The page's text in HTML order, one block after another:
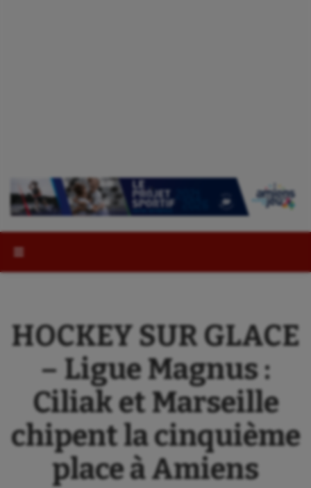
HOCKEY SUR GLACE
– Ligue Magnus :
Ciliak et Marseille
chipent la cinquième
place à Amiens